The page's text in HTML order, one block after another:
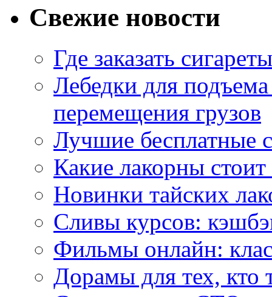
Свежие новости
Где заказать
Лебедки для
перемещения грузов
Лучшие бесплатные
Какие лакорны стоит
Новинки тайских
Сливы курсов:
Фильмы онлайн:
Дорамы для тех, кто